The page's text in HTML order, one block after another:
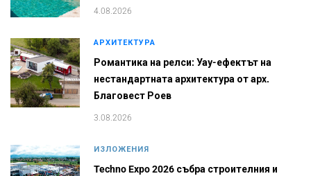
4.08.2026
АРХИТЕКТУРА
Романтика на релси: Уау-ефектът на
нестандартната архитектура от арх.
Благовест Роев
3.08.2026
ИЗЛОЖЕНИЯ
Techno Expo 2026 събра строителния и